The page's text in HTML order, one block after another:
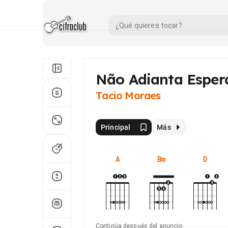
Não Adianta
Tacio Moraes
Principal Más
A Bm D
Continúa después del anuncio